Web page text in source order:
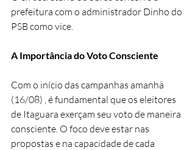
prefeitura com o administrador Dinho do
PSB como vice.
A Importância do Voto Consciente
Com o início das campanhas amanhã
(16/08) , é fundamental que os eleitores
de Itaguara exerçam seu voto de maneira
consciente. O foco deve estar nas
propostas e na capacidade de cada